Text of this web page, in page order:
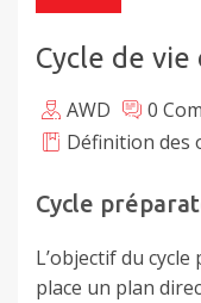
Cycle de vie
AWD 0
Définition des
Cycle
L’objectif du
place un plan